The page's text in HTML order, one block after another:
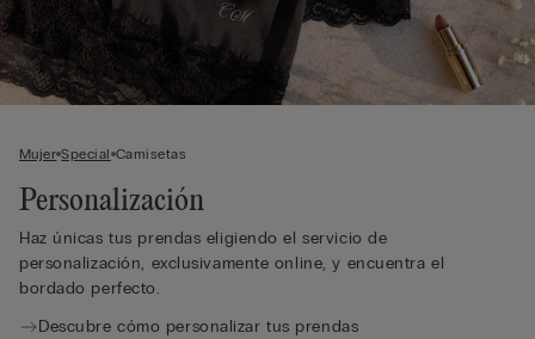
Mujer Special Camisetas
Personalización
Haz únicas tus prendas eligiendo el servicio de
personalización, exclusivamente online, y encuentra el
bordado perfecto.
Descubre cómo personalizar tus prendas